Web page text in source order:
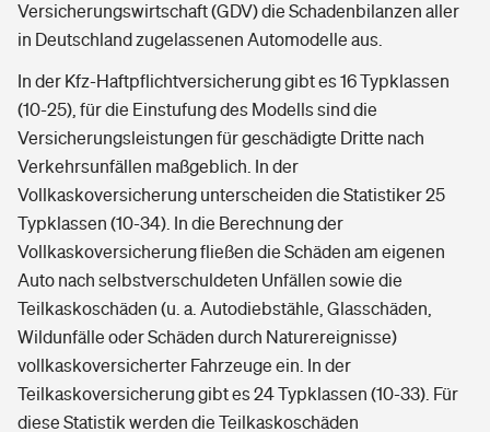
Versicherungswirtschaft (GDV) die Schadenbilanzen aller
in Deutschland zugelassenen Automodelle aus.
In der Kfz-Haftpflichtversicherung gibt es 16 Typklassen
(10-25), für die Einstufung des Modells sind die
Versicherungsleistungen für geschädigte Dritte nach
Verkehrsunfällen maßgeblich. In der
Vollkaskoversicherung unterscheiden die Statistiker 25
Typklassen (10-34). In die Berechnung der
Vollkaskoversicherung fließen die Schäden am eigenen
Auto nach selbstverschuldeten Unfällen sowie die
Teilkaskoschäden (u. a. Autodiebstähle, Glasschäden,
Wildunfälle oder Schäden durch Naturereignisse)
vollkaskoversicherter Fahrzeuge ein. In der
Teilkaskoversicherung gibt es 24 Typklassen (10-33). Für
diese Statistik werden die Teilkaskoschäden